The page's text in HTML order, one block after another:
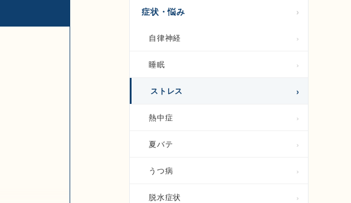
症状・悩み
自律神経
睡眠
ストレス
熱中症
夏バテ
うつ病
脱水症状